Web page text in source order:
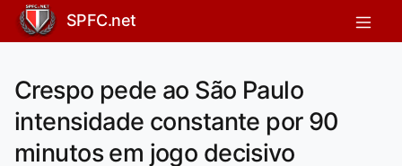
SPFC.net
Crespo pede ao São Paulo
intensidade constante por 90
minutos em jogo decisivo